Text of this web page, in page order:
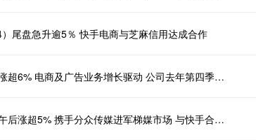
尾盘急升逾5％ 快手电商与芝麻信用达成合作
港股异动 | 快手-W(01024)涨超6% 电商及广告业务增长驱动 公司去年第四季增长具韧性
港股异动 | 美团-W(03690)午后涨超5% 携手分众传媒进军梯媒市场 与快手合作将全面升级